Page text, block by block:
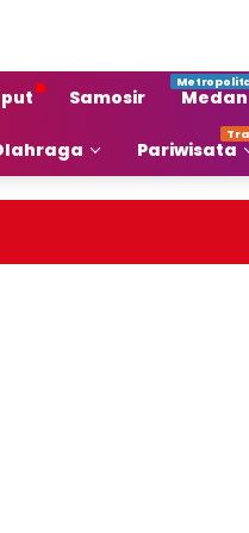
Samosir Medan
Pariwisata